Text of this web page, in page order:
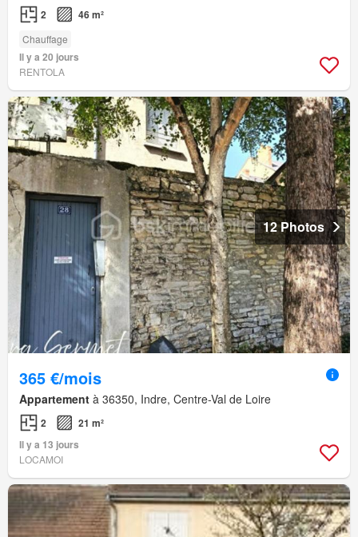
2 46 m²
Chauffage
Il y a 20 jours
RENTOLA
12 Photos
365 €/mois
Appartement à 36350, Indre, Centre-Val de Loire
2
21 m²
Il y a 13 jours
LOCAMOI